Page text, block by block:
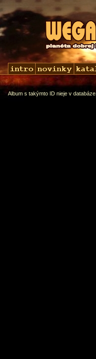
Album s takýmto ID nieje v databáze.